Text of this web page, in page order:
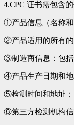
4.CPC 证书需包含的
①产品信息（名称和
②产品适用的所有的
③制造商信息：包括
④产品生产日期和地
⑤检测时间和地址；
⑥第三方检测机构信